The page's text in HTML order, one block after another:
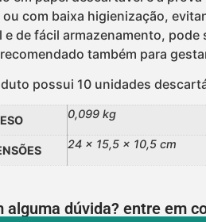
com baixa higienização,
e de fácil armazenamento,
também para
possui 10 unidades
0,099 kg
24 × 15,5 × 10,5 cm
alguma dúvida? entre em